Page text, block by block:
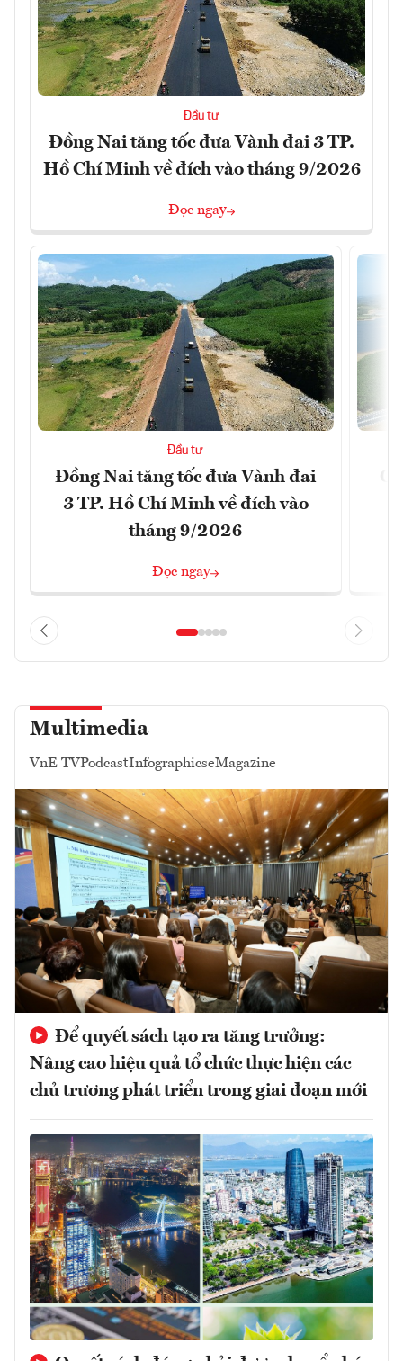
Đầu tư
Đồng Nai tăng tốc đưa Vành đai 3 TP.
Hồ Chí Minh về đích vào tháng 9/2026
Đọc ngay
Đầu tư
Đồng Nai tăng tốc đưa Vành đai
3 TP. Hồ Chí Minh về đích vào
tháng 9/2026
Đọc ngay
Multimedia
VnE TVPodcastInfographicseMagazine
Để quyết sách tạo ra tăng trưởng:
Nâng cao hiệu quả tổ chức thực hiện các
chủ trương phát triển trong giai đoạn mới